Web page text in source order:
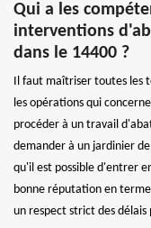
Qui a les
interventions
dans le 14400 ?
Il faut maîtriser toutes les
les opérations qui
procéder à un travail
demander à un jardinier
qu'il est possible d'entrer
bonne réputation en
un respect strict des délais